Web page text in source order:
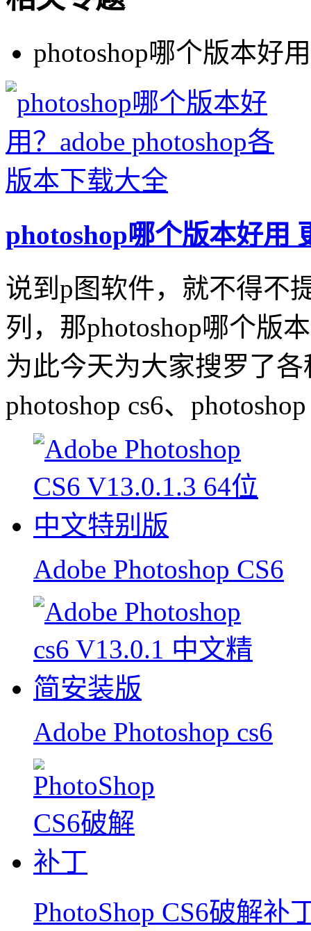
photoshop哪个版本好用
photoshop哪个版本好用
说到p图软件，就不得不
列，那photoshop哪个版
为此今天为大家搜罗了
photoshop cs6、
Adobe Photoshop CS6
Adobe Photoshop cs6
PhotoShop CS6破解补